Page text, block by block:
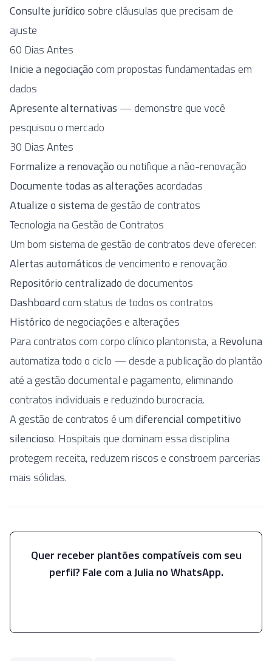
Consulte jurídico sobre cláusulas que precisam de
ajuste
60 Dias Antes
Inicie a negociaçãocom propostas fundamentadas em
dados
Apresente alternativas — demonstre que você
pesquisou o mercado
30 Dias Antes
Formalize a renovaçãoou notifique a não-renovação
Documente todas as alterações acordadas
Atualize o sistemade gestão de contratos
Tecnologia na Gestão de Contratos
Um bom sistema de gestão de contratos deve oferecer:
Alertas automáticosde vencimento e renovação
Repositório centralizadode documentos
Dashboardcom status de todos os contratos
Históricode negociações e alterações
Para contratos com corpo clínico plantonista, aRevoluna
automatiza todo o ciclo — desde a publicação do plantão
até a gestão documental e pagamento, eliminando
contratos individuais e reduzindo burocracia.
A gestão de contratos é umdiferencial competitivo
silencioso. Hospitais que dominam essa disciplina
protegem receita, reduzem riscos e constroem parcerias
mais sólidas.
Quer receber plantões compatíveis com seu
perfil? Fale com a Julia no WhatsApp.